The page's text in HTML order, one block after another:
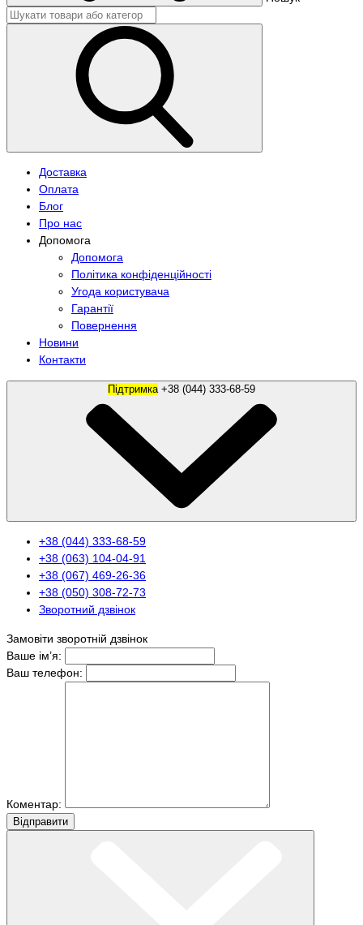
Доставка
Оплата
Блог
Про нас
Допомога
Допомога
Політика конфіденційності
Угода користувача
Гарантії
Повернення
Новини
Контакти
Підтримка
+38 (044) 333-68-59
+38 (063) 104-04-91
+38 (067) 469-26-36
+38 (050) 308-72-73
Зворотний дзвінок
Замовіти зворотній дзвінок
Ваше ім’я:
Ваш телефон:
Коментар:
Вiдправити